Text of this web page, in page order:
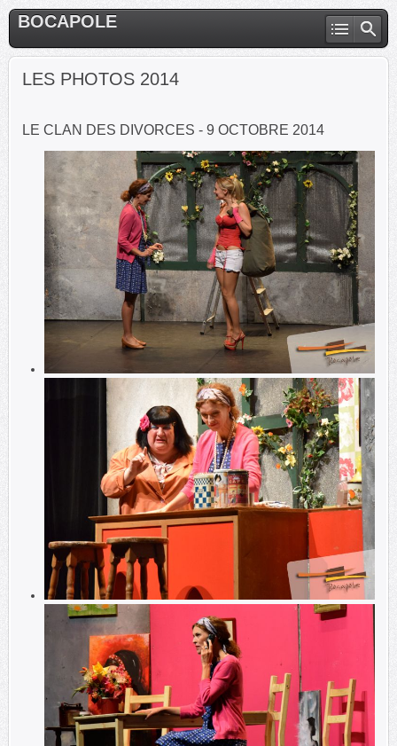
BOCAPOLE
LES PHOTOS 2014
LE CLAN DES DIVORCES - 9 OCTOBRE 2014